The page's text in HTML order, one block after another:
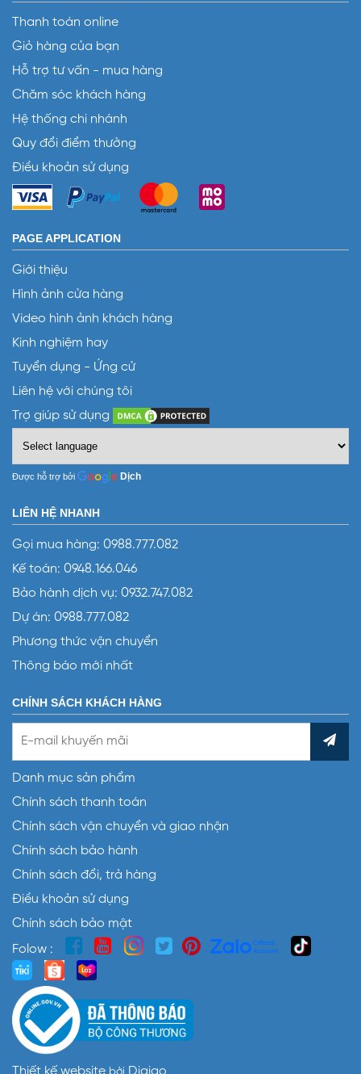
Thanh toán online
Giỏ hàng của bạn
Hỗ trợ tư vấn - mua hàng
Chăm sóc khách hàng
Hệ thống chi nhánh
Quy đổi điểm thưởng
Điều khoản sử dụng
PAGE APPLICATION
Giới thiệu
Hình ảnh cửa hàng
Video hình ảnh khách hàng
Kinh nghiệm hay
Tuyển dụng - Ứng cử
Liên hệ với chúng tôi
Trợ giúp sử dụng
Được hỗ trợ bởi Dịch
LIÊN HỆ NHANH
Gọi mua hàng: 0988.777.082
Kế toán: 0948.166.046
Bảo hành dịch vụ: 0932.747.082
Dự án: 0988.777.082
Phương thức vận chuyển
Thông báo mới nhất
CHÍNH SÁCH KHÁCH HÀNG
Danh mục sản phẩm
Chính sách thanh toán
Chính sách vận chuyển và giao nhận
Chính sách bảo hành
Chính sách đổi, trả hàng
Điều khoản sử dụng
Chính sách bảo mật
Folow :
Thiết kế website bởi Digigo